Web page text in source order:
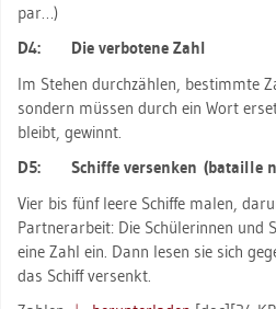
par…)
D4: Die ver­bo­te­ne Zahl
Im Ste­hen durch­zäh­len, be­stimm­te
son­dern müs­sen durch ein Wort
bleibt, ge­winnt.
D5: Schif­fe ver­sen­ken (ba­tail­le
Vier bis fünf leere Schif­fe malen,
Part­ner­ar­beit: Die Schü­le­rin­nen und
eine Zahl ein. Dann lesen sie sich
das Schiff ver­senkt.